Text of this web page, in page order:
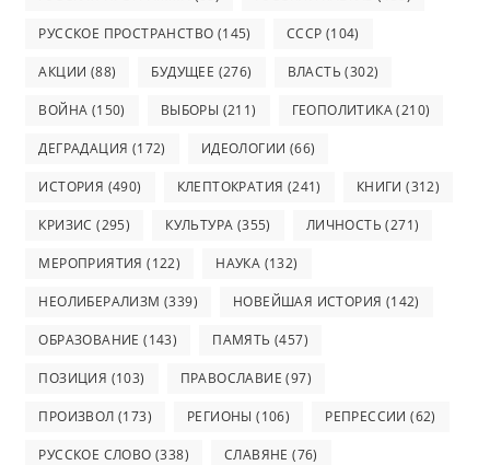
РУССКОЕ ПРОСТРАНСТВО (145) СССР (104)
АКЦИИ (88) БУДУЩЕЕ (276) ВЛАСТЬ (302)
ВОЙНА (150) ВЫБОРЫ (211) ГЕОПОЛИТИКА(210)
ДЕГРАДАЦИЯ (172) ИДЕОЛОГИИ (66)
ИСТОРИЯ (490) КЛЕПТОКРАТИЯ (241) КНИГИ (312)
КРИЗИС (295) КУЛЬТУРА (355) ЛИЧНОСТЬ (271)
МЕРОПРИЯТИЯ (122) НАУКА (132)
НЕОЛИБЕРАЛИЗМ (339) НОВЕЙШАЯ ИСТОРИЯ (142)
ОБРАЗОВАНИЕ (143) ПАМЯТЬ (457)
ПОЗИЦИЯ (103) ПРАВОСЛАВИЕ (97)
ПРОИЗВОЛ (173) РЕГИОНЫ (106) РЕПРЕССИИ (62)
РУССКОЕ СЛОВО (338) СЛАВЯНЕ (76)